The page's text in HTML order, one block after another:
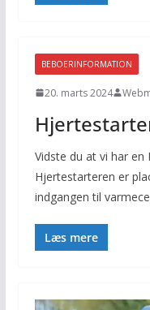
BEBOERINFORMATION
20. marts 2024
Vidste du at vi har
Hjertestarteren er
indgangen til
Læs mere